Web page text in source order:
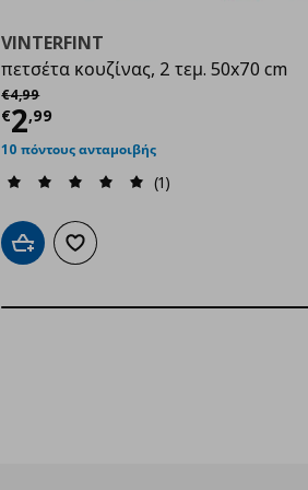
VINTERFINT
πετσέτα κουζίνας, 2 τεμ. 50x70 cm
€4,99
Αρχική τιμή
€2,99
Τρέχουσα τιμή
10 πόντους ανταμοιβής
(1)
Προσθήκη στο καλάθι
Προσθήκη στα αγαπημένα